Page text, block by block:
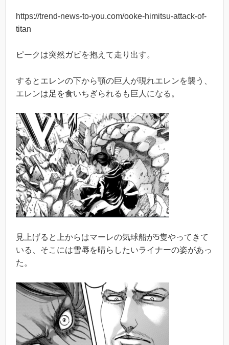
https://trend-news-to-you.com/ooke-himitsu-attack-of-
titan
ピークは突然ガビを抱えて走り出す。
するとエレンの下から顎の巨人が現れエレンを襲う、
エレンは足を食いちぎられるも巨人になる。
見上げると上からはマーレの気球船が5隻やってきて
いる、そこには雪辱を晴らしたいライナーの姿があっ
た。